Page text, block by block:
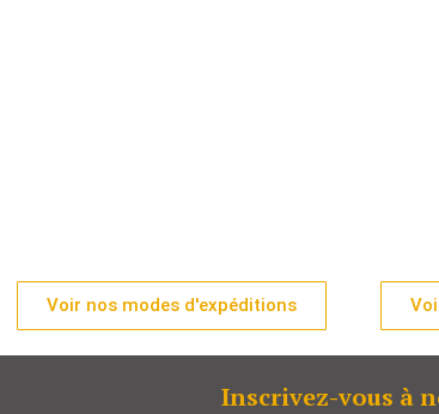
Voir nos modes d'expéditions
Inscrivez-vous à